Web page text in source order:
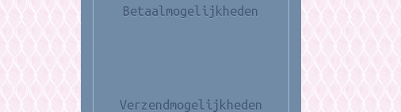
Betaalmogelijkheden
Verzendmogelijkheden